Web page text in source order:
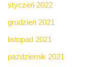
styczeń 2022
grudzień 2021
listopad 2021
październik 2021